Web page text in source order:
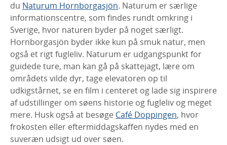
du Naturum Hornborgasjön. Naturum er særlige
informationscentre, som findes rundt omkring i
Sverige, hvor naturen byder på noget særligt.
Hornborgasjön byder ikke kun på smuk natur, men
også et rigt fugleliv. Naturum er udgangspunkt for
guidede ture, man kan gå på skattejagt, lære om
områdets vilde dyr, tage elevatoren op til
udkigstårnet, se en film i centeret og lade sig inspirere
af udstillinger om søens historie og fugleliv og meget
mere. Husk også at besøge Café Doppingen, hvor
frokosten eller eftermiddagskaffen nydes med en
suveræn udsigt ud over søen.